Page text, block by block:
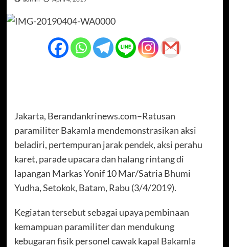
Jakarta, Berandankrinews.com–Ratusan
paramiliter Bakamla mendemonstrasikan aksi
beladiri, pertempuran jarak pendek, aksi perahu
karet, parade upacara dan halang rintang di
lapangan Markas Yonif 10 Mar/Satria Bhumi
Yudha, Setokok, Batam, Rabu (3/4/2019).
Kegiatan tersebut sebagai upaya pembinaan
kemampuan paramiliter dan mendukung
kebugaran fisik personel cawak kapal Bakamla